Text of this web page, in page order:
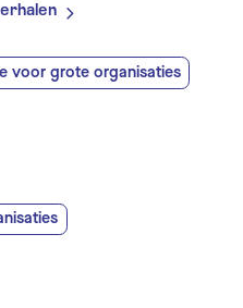
voor grote organisaties